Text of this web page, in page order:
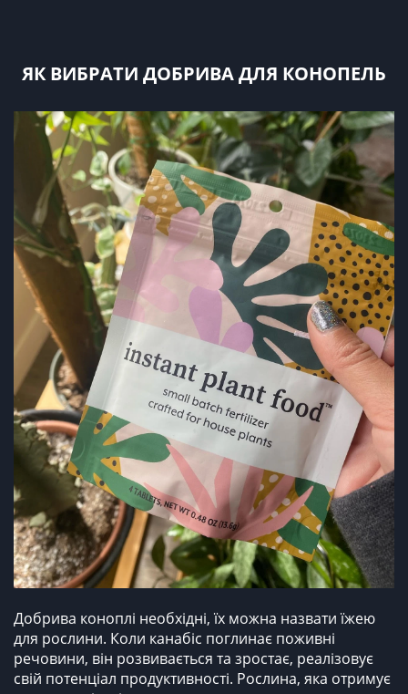
ЯК ВИБРАТИ ДОБРИВА ДЛЯ КОНОПЕЛЬ
Добрива коноплі необхідні, їх можна назвати їжею
для рослини. Коли канабіс поглинає поживні
речовини, він розвивається та зростає, реалізовує
свій потенціал продуктивності. Рослина, яка отримує